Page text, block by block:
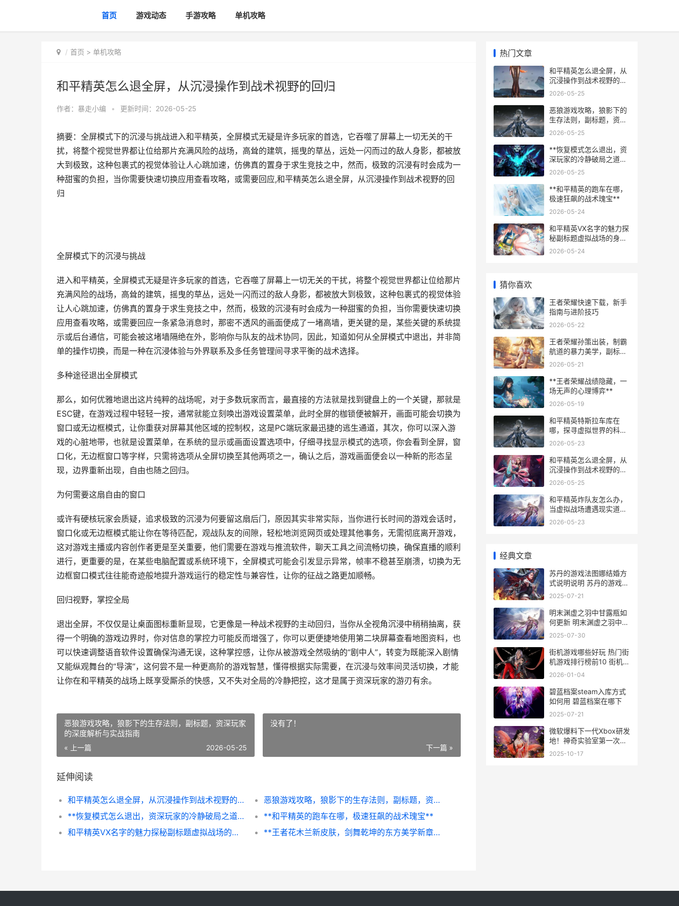
首页 游戏动态 手游攻略 单机攻略
首页 > 单机攻略
和平精英怎么退全屏，从沉浸操作到战术视野的回归
作者： 暴走小编 • 更新时间：2026-05-25
摘要：全屏模式下的沉浸与挑战进入和平精英，全屏模式无疑是许多玩家的首选，它吞噬了屏幕上一切无关的干
扰，将整个视觉世界都让位给那片充满风险的战场，高耸的建筑，摇曳的草丛，远处一闪而过的敌人身影，都被放
大到极致，这种包裹式的视觉体验让人心跳加速，仿佛真的置身于求生竞技之中，然而，极致的沉浸有时会成为一
种甜蜜的负担，当你需要快速切换应用查看攻略，或需要回应,和平精英怎么退全屏，从沉浸操作到战术视野的回
归
全屏模式下的沉浸与挑战
进入和平精英，全屏模式无疑是许多玩家的首选，它吞噬了屏幕上一切无关的干扰，将整个视觉世界都让位给那片
充满风险的战场，高耸的建筑，摇曳的草丛，远处一闪而过的敌人身影，都被放大到极致，这种包裹式的视觉体验
让人心跳加速，仿佛真的置身于求生竞技之中，然而，极致的沉浸有时会成为一种甜蜜的负担，当你需要快速切换
应用查看攻略，或需要回应一条紧急消息时，那密不透风的画面便成了一堵高墙，更关键的是，某些关键的系统提
示或后台通信，可能会被这堵墙隔绝在外，影响你与队友的战术协同，因此，知道如何从全屏模式中退出，并非简
单的操作切换，而是一种在沉浸体验与外界联系及多任务管理间寻求平衡的战术选择。
多种途径退出全屏模式
那么，如何优雅地退出这片纯粹的战场呢，对于多数玩家而言，最直接的方法就是找到键盘上的一个关键，那就是
ESC键，在游戏过程中轻轻一按，通常就能立刻唤出游戏设置菜单，此时全屏的枷锁便被解开，画面可能会切换为
窗口或无边框模式，让你重获对屏幕其他区域的控制权，这是PC端玩家最迅捷的逃生通道，其次，你可以深入游
戏的心脏地带，也就是设置菜单，在系统的显示或画面设置选项中，仔细寻找显示模式的选项，你会看到全屏，窗
口化，无边框窗口等字样，只需将选项从全屏切换至其他两项之一，确认之后，游戏画面便会以一种新的形态呈
现，边界重新出现，自由也随之回归。
为何需要这扇自由的窗口
或许有硬核玩家会质疑，追求极致的沉浸为何要留这扇后门，原因其实非常实际，当你进行长时间的游戏会话时，
窗口化或无边框模式能让你在等待匹配，观战队友的间隙，轻松地浏览网页或处理其他事务，无需彻底离开游戏，
这对游戏主播或内容创作者更是至关重要，他们需要在游戏与推流软件，聊天工具之间流畅切换，确保直播的顺利
进行，更重要的是，在某些电脑配置或系统环境下，全屏模式可能会引发显示异常，帧率不稳甚至崩溃，切换为无
边框窗口模式往往能奇迹般地提升游戏运行的稳定性与兼容性，让你的征战之路更加顺畅。
回归视野，掌控全局
退出全屏，不仅仅是让桌面图标重新显现，它更像是一种战术视野的主动回归，当你从全视角沉浸中稍稍抽离，获
得一个明确的游戏边界时，你对信息的掌控力可能反而增强了，你可以更便捷地使用第二块屏幕查看地图资料，也
可以快速调整语音软件设置确保沟通无误，这种掌控感，让你从被游戏全然吸纳的“剧中人”，转变为既能深入剧情
又能纵观舞台的“导演”，这何尝不是一种更高阶的游戏智慧，懂得根据实际需要，在沉浸与效率间灵活切换，才能
让你在和平精英的战场上既享受厮杀的快感，又不失对全局的冷静把控，这才是属于资深玩家的游刃有余。
恶狼游戏攻略，狼影下的生存法则，副标题，资深玩家
的深度解析与实战指南
« 上一篇 2026-05-25
没有了！
下一篇 »
延伸阅读
和平精英怎么退全屏，从沉浸操作到战术视野的回归
恶狼游戏攻略，狼影下的生存法则，副标题，资深玩家的深度解析与实战指南
**恢复模式怎么退出，资深玩家的冷静破局之道，副标题，当虚拟困境照进现实智慧**
**和平精英的跑车在哪，极速狂飙的战术瑰宝**
和平精英VX名字的魅力探秘副标题虚拟战场的身份艺术
**王者花木兰新皮肤，剑舞乾坤的东方美学新章**
热门文章
和平精英怎么退全屏，从
沉浸操作到战术视野的回
归
2026-05-25
恶狼游戏攻略，狼影下的
生存法则，副标题，资深
玩家的深度解析与实战指
2026-05-25
**恢复模式怎么退出，资
深玩家的冷静破局之道，
副标题，当虚拟困境照进
2026-05-25
**和平精英的跑车在哪，
极速狂飙的战术瑰宝**
2026-05-24
和平精英VX名字的魅力探
秘副标题虚拟战场的身份
艺术
2026-05-24
猜你喜欢
王者荣耀快速下载，新手
指南与进阶技巧
2026-05-22
王者荣耀孙策出装，制霸
航道的暴力美学，副标
题，从船夫到战神的装备
2026-05-21
**王者荣耀战绩隐藏，一
场无声的心理博弈**
2026-05-19
和平精英特斯拉车库在
哪，探寻虚拟世界的科技
宝藏
2026-05-23
和平精英怎么退全屏，从
沉浸操作到战术视野的回
归
2026-05-25
和平精英炸队友怎么办，
当虚拟战场遭遇现实道德
困境
2026-05-23
经典文章
苏丹的游戏法图娜结婚方
式说明说明 苏丹的游戏法
图娜怎么结婚
2025-07-21
明末渊虚之羽中甘露瓶如
何更新 明末渊虚之羽中信
作品最新消息
2025-07-30
街机游戏哪些好玩 热门街
机游戏排行榜前10 街机游
戏哪些好玩
2026-01-04
碧蓝档案steam入库方式
如何用 碧蓝档案在哪下
2025-07-21
微软爆料下一代Xbox研发
地！神奇实验室第一次公
开了 微软宣布
2025-10-17